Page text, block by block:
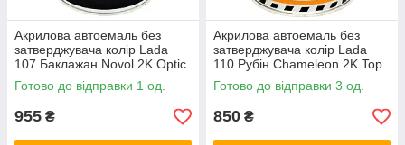
Акрилова автоемаль без
затверджувача колір Lada
107 Баклажан Novol 2K Optic
Acryl 800мл
Готово до відправки 1 од.
955 ₴
Акрилова автоемаль без
затверджувача колір Lada
110 Рубін Chameleon 2K Top
Coat Acryl 800мл
Готово до відправки 3 од.
850 ₴